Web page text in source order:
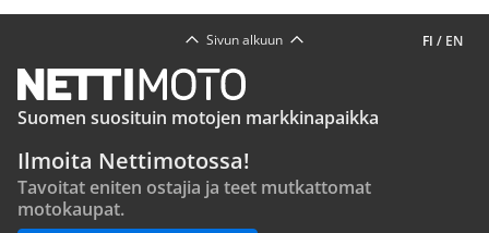
FI / EN
Sivun alkuun
Suomen suosituin motojen markkinapaikka
Ilmoita Nettimotossa!
Tavoitat eniten ostajia ja teet mutkattomat
motokaupat.